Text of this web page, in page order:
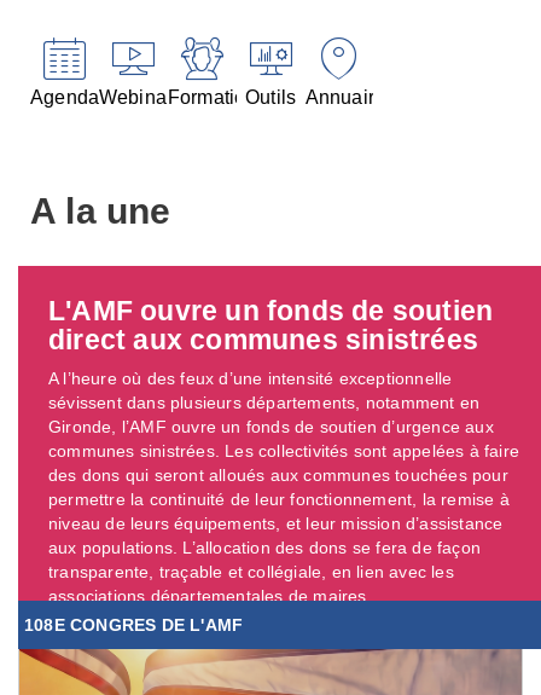
AgendaWebinairesFormationsOutils Annuaires
A la une
L'AMF ouvre un fonds de soutien
direct aux communes sinistrées
A l’heure où des feux d’une intensité exceptionnelle
sévissent dans plusieurs départements, notamment en
Gironde, l’AMF ouvre un fonds de soutien d’urgence aux
communes sinistrées. Les collectivités sont appelées à faire
des dons qui seront alloués aux communes touchées pour
permettre la continuité de leur fonctionnement, la remise à
niveau de leurs équipements, et leur mission d’assistance
aux populations. L’allocation des dons se fera de façon
transparente, traçable et collégiale, en lien avec les
associations départementales de maires. ...
108E CONGRES DE L'AMF